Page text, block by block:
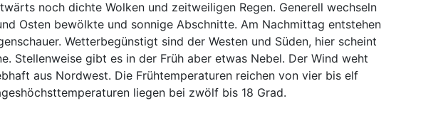
noch dichte Wolken und zeitweiligen Regen. Generell wechseln
Osten bewölkte und sonnige Abschnitte. Am Nachmittag entstehen
Wetterbegünstigt sind der Westen und Süden, hier scheint
Stellenweise gibt es in der Früh aber etwas Nebel. Der Wind weht
aus Nordwest. Die Frühtemperaturen reichen von vier bis elf
liegen bei zwölf bis 18 Grad.